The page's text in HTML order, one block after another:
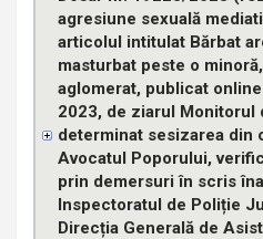
agresiune sexuală
articolul intitulat Bărbat
masturbat peste o
aglomerat, publicat
2023, de ziarul Monitorul
determinat sesizarea din
Avocatul Poporului,
prin demersuri în scris
Inspectoratul de Poliție
Direcția Generală de